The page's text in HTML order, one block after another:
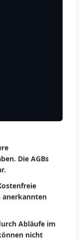
Die AGBs
anerkannten
Abläufe im
nicht